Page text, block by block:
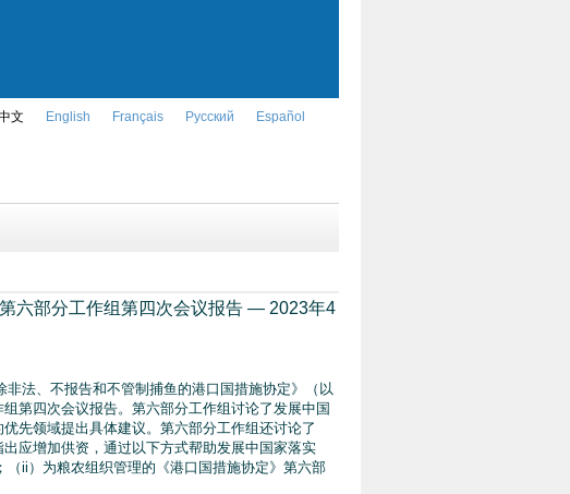
文 English Français Русский Español
六部分工作组第四次会议报告 — 2023年4
法、不报告和不管制捕鱼的港口国措施协定》（以
第四次会议报告。第六部分工作组讨论了发展中国
先领域提出具体建议。第六部分工作组还讨论了
应增加供资，通过以下方式帮助发展中国家落实
ii）为粮农组织管理的《港口国措施协定》第六部